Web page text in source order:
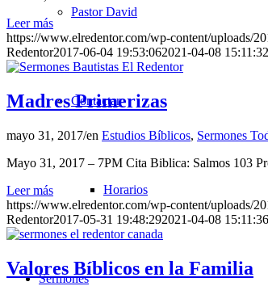
Pastor David
Contactar
Horarios
Sermones
Leer más
https://www.elredentor.com/wp-content/uploads/
Redentor2017-06-04 19:53:062021-04-08 15:11:32
Madres Primerizas
mayo 31, 2017/en Estudios Bíblicos, Sermones
Mayo 31, 2017 – 7PM Cita Biblica: Salmos 103
Leer más
https://www.elredentor.com/wp-content/uploads/
Redentor2017-05-31 19:48:292021-04-08 15:11:36
Valores Bíblicos en la Familia